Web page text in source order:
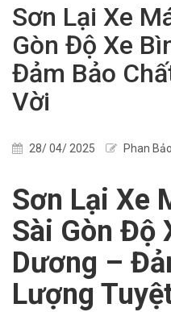
Sơn Lại Xe
Gòn Độ Xe
Đảm Bảo
Vời
28/ 04/ 2025 Phan
Sơn Lại Xe
Sài Gòn Độ
Dương –
Lượng